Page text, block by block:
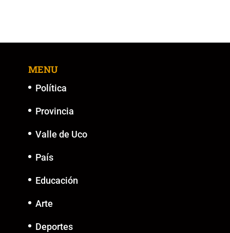
MENU
Política
Provincia
Valle de Uco
País
Educación
Arte
Deportes